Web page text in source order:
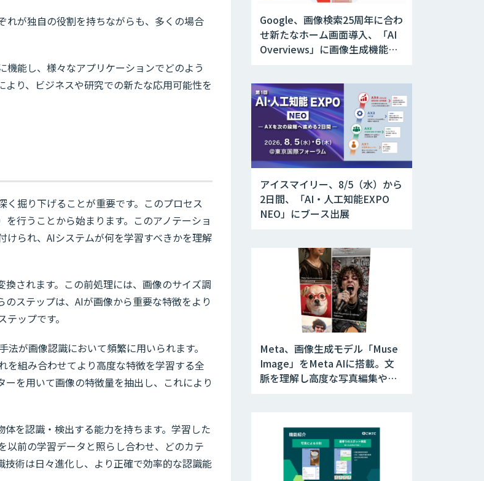
れが独自の役割を持ちながらも、多くの場合
能し、様々なアプリケーションでどのよう
り、ビジネスや研究での新たな応用可能性を
掘り下げることが重要です。このプロセス
行うことから始まります。このアノテーショ
られ、AIシステムが何を学習すべきかを理解
されます。この前処理には、画像のサイズ調
ステップは、AIが画像から重要な特徴をより
ップです。
法が画像認識において頻繁に用いられます。
を組み合わせてより高度な特徴を学習する全
を用いて画像の特徴量を抽出し、これにより
を認識・検出する能力を持ちます。学習した
以前の学習データと照らし合わせ、どのカテ
術は日々進化し、より正確で効率的な認識能
Google、画像検索25周年に合わ
せ新たなホーム画面導入、「AI
Overviews」に画像生成機能を
アイスマイリー、8/5（水）から
2日間、「AI・人工知能EXPO
NEO」にブース出展
Meta、画像生成モデル「Muse
Image」をMeta AIに搭載。文
脈を理解し高度な写真編集やデ